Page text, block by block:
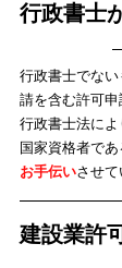
行政書士
行政書士でな
請を含む許可
行政書士法によ
国家資格者で
お手伝いさせて
建設業許